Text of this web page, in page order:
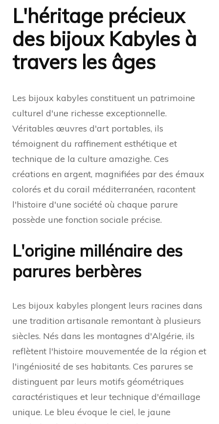
L'héritage précieux
des bijoux Kabyles à
travers les âges
Les bijoux kabyles constituent un patrimoine
culturel d'une richesse exceptionnelle.
Véritables œuvres d'art portables, ils
témoignent du raffinement esthétique et
technique de la culture amazighe. Ces
créations en argent, magnifiées par des émaux
colorés et du corail méditerranéen, racontent
l'histoire d'une société où chaque parure
possède une fonction sociale précise.
L'origine millénaire des
parures berbères
Les bijoux kabyles plongent leurs racines dans
une tradition artisanale remontant à plusieurs
siècles. Nés dans les montagnes d'Algérie, ils
reflètent l'histoire mouvementée de la région et
l'ingéniosité de ses habitants. Ces parures se
distinguent par leurs motifs géométriques
caractéristiques et leur technique d'émaillage
unique. Le bleu évoque le ciel, le jaune